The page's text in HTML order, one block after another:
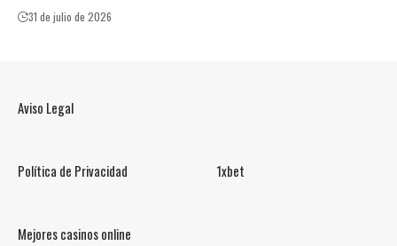
31 de julio de 2026
Aviso Legal
Política de Privacidad 1xbet
Mejores casinos online